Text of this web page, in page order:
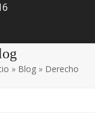
» Blog » Derecho